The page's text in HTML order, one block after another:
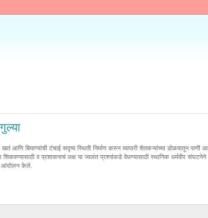
आणि बियाण्यांची टंचाई सदृष्य स्थिती निर्माण करुन व्यापारी शेतकऱ्यांच्या डोळयातून पाणी
शिकवण्यासाठी व प्रशासनाचं लक्ष या ज्वलंत प्रश्नांकडे वेधण्यासाठी स्थानिक धर्मवीर
आंदोलन केले.